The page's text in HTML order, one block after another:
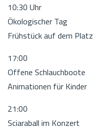
10:30 Uhr
Ökologischer Tag
Frühstück auf dem Platz
17:00
Offene Schlauchboote
Animationen für Kinder
21:00
Sciaraball im Konzert